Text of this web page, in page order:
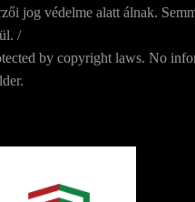
jog védelme alatt álnak.
/
by copyright laws. No